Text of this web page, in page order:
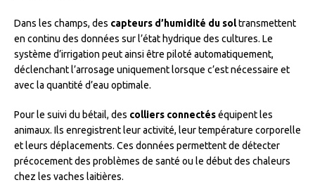
Dans les champs, des capteurs d’humidité du soltransmettent
en continu des données sur l’état hydrique des cultures. Le
système d’irrigation peut ainsi être piloté automatiquement,
déclenchant l’arrosage uniquement lorsque c’est nécessaire et
avec la quantité d’eau optimale.
Pour le suivi du bétail, des colliers connectéséquipent les
animaux. Ils enregistrent leur activité, leur température corporelle
et leurs déplacements. Ces données permettent de détecter
précocement des problèmes de santé ou le début des chaleurs
chez les vaches laitières.